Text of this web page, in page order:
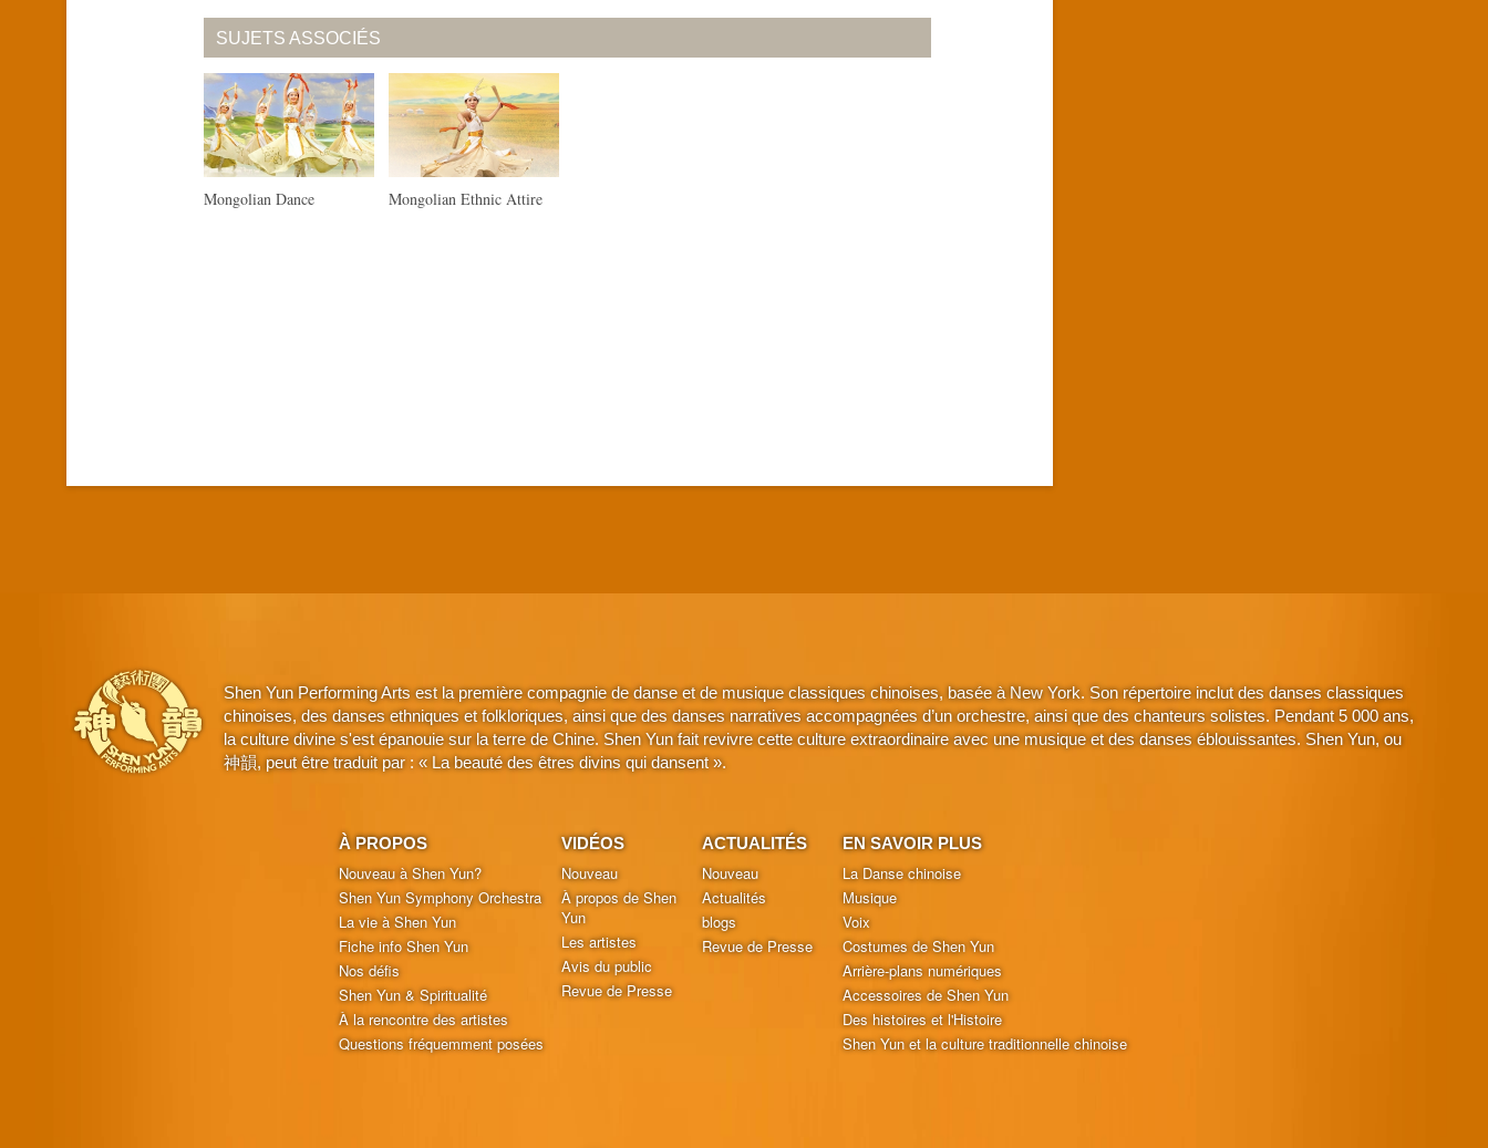
SUJETS ASSOCIÉS
Mongolian Dance Mongolian Ethnic Attire
Shen Yun Performing Arts est la première compagnie de danse et de musique classiques chinoises, basée à New York. Son répertoire inclut des danses classiques
chinoises, des danses ethniques et folkloriques, ainsi que des danses narratives accompagnées d’un orchestre, ainsi que des chanteurs solistes. Pendant 5 000 ans,
la culture divine s'est épanouie sur la terre de Chine. Shen Yun fait revivre cette culture extraordinaire avec une musique et des danses éblouissantes. Shen Yun, ou
神韻, peut être traduit par : « La beauté des êtres divins qui dansent ».
À PROPOS
Nouveau à Shen Yun?
Shen Yun Symphony Orchestra
La vie à Shen Yun
Fiche info Shen Yun
Nos défis
Shen Yun & Spiritualité
À la rencontre des artistes
Questions fréquemment posées
VIDÉOS
Nouveau
À propos de Shen
Yun
Les artistes
Avis du public
Revue de Presse
ACTUALITÉS
Nouveau
Actualités
blogs
Revue de Presse
EN SAVOIR PLUS
La Danse chinoise
Musique
Voix
Costumes de Shen Yun
Arrière-plans numériques
Accessoires de Shen Yun
Des histoires et l'Histoire
Shen Yun et la culture traditionnelle chinoise